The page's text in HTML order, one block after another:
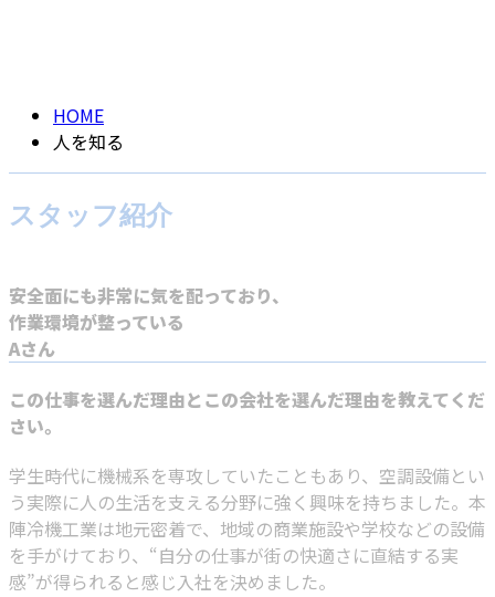
HOME
人を知る
スタッフ紹介
安全面にも非常に気を配っており、
作業環境が整っている
Aさん
この仕事を選んだ理由とこの会社を選んだ理由を教えてくだ
さい。
学生時代に機械系を専攻していたこともあり、空調設備とい
う実際に人の生活を支える分野に強く興味を持ちました。本
陣冷機工業は地元密着で、地域の商業施設や学校などの設備
を手がけており、“自分の仕事が街の快適さに直結する実
感”が得られると感じ入社を決めました。